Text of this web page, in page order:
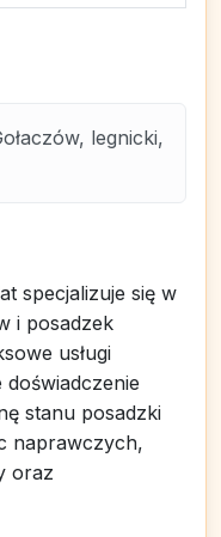
legnicki,
specjalizuje się w
i posadzek
usługi
stanu posadzki
naprawczych,
oraz